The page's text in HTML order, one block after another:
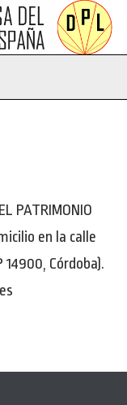
PATRIMONIO
en la calle
Córdoba).